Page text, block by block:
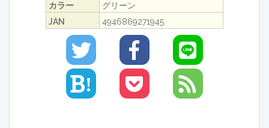
カラー
グリーン
JAN
4946869271945
!